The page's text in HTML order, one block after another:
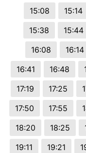
15:08
15:14
15:38
15:44
16:08
16:14
16:41
16:48
17:19
17:25
17:50
17:55
18:20
18:25
19:11
19:21